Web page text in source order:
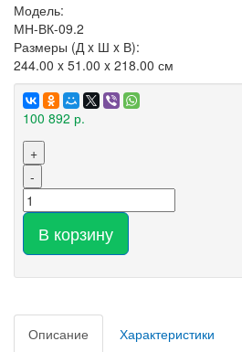
Модель:
МН-ВК-09.2
Размеры (Д x Ш x В):
244.00 x 51.00 x 218.00 см
100 892 р.
+
-
В корзину
Описание Характеристики